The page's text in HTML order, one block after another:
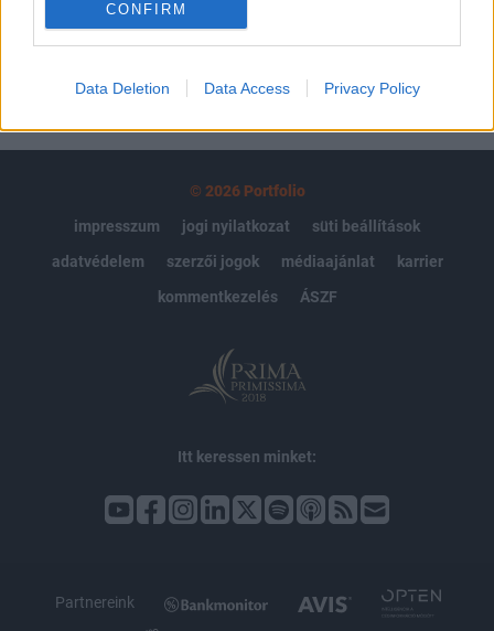
CONFIRM
Data Deletion Data Access Privacy Policy
MÁR ELŐFIZETŐNK VAGY?
© 2026 Portfolio
impresszum
jogi nyilatkozat
süti beállítások
adatvédelem
szerzői jogok médiaajánlat
karrier
kommentkezelés
ÁSZF
Itt keressen minket:
Partnereink